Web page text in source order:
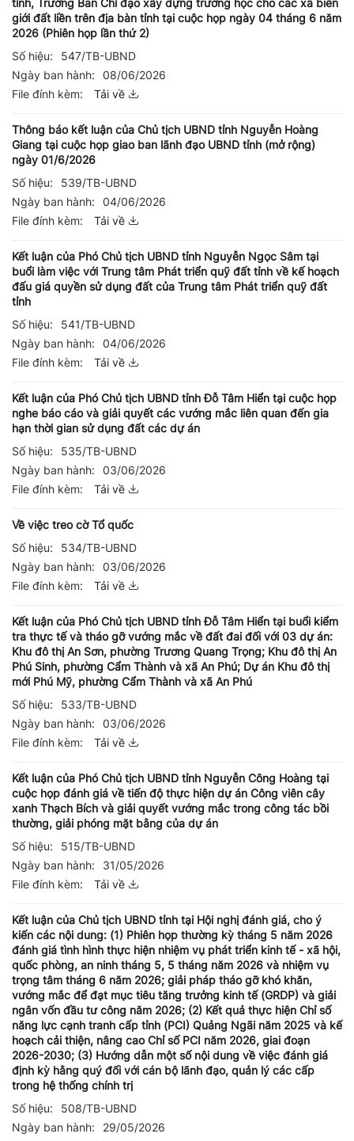
tỉnh, Trưởng Ban Chỉ đạo xây dựng trường học cho các xã biên
giới đất liền trên địa bàn tỉnh tại cuộc họp ngày 04 tháng 6 năm
2026 (Phiên họp lần thứ 2)
Số hiệu:
547/TB-UBND
Ngày ban hành:
08/06/2026
File đính kèm:
Tải về
Thông báo kết luận của Chủ tịch UBND tỉnh Nguyễn Hoàng
Giang tại cuộc họp giao ban lãnh đạo UBND tỉnh (mở rộng)
ngày 01/6/2026
Số hiệu:
539/TB-UBND
Ngày ban hành:
04/06/2026
File đính kèm:
Tải về
Kết luận của Phó Chủ tịch UBND tỉnh Nguyễn Ngọc Sâm tại
buổi làm việc với Trung tâm Phát triển quỹ đất tỉnh về kế hoạch
đấu giá quyền sử dụng đất của Trung tâm Phát triển quỹ đất
tỉnh
Số hiệu:
541/TB-UBND
Ngày ban hành:
04/06/2026
File đính kèm:
Tải về
Kết luận của Phó Chủ tịch UBND tỉnh Đỗ Tâm Hiển tại cuộc họp
nghe báo cáo và giải quyết các vướng mắc liên quan đến gia
hạn thời gian sử dụng đất các dự án
Số hiệu:
535/TB-UBND
Ngày ban hành:
03/06/2026
File đính kèm:
Tải về
Về việc treo cờ Tổ quốc
Số hiệu:
534/TB-UBND
Ngày ban hành:
03/06/2026
File đính kèm:
Tải về
Kết luận của Phó Chủ tịch UBND tỉnh Đỗ Tâm Hiển tại buổi kiểm
tra thực tế và tháo gỡ vướng mắc về đất đai đối với 03 dự án:
Khu đô thị An Sơn, phường Trương Quang Trọng; Khu đô thị An
Phú Sinh, phường Cẩm Thành và xã An Phú; Dự án Khu đô thị
mới Phú Mỹ, phường Cẩm Thành và xã An Phú
Số hiệu:
533/TB-UBND
Ngày ban hành:
03/06/2026
File đính kèm:
Tải về
Kết luận của Phó Chủ tịch UBND tỉnh Nguyễn Công Hoàng tại
cuộc họp đánh giá về tiến độ thực hiện dự án Công viên cây
xanh Thạch Bích và giải quyết vướng mắc trong công tác bồi
thường, giải phóng mặt bằng của dự án
Số hiệu:
515/TB-UBND
Ngày ban hành:
31/05/2026
File đính kèm:
Tải về
Kết luận của Chủ tịch UBND tỉnh tại Hội nghị đánh giá, cho ý
kiến các nội dung: (1) Phiên họp thường kỳ tháng 5 năm 2026
đánh giá tình hình thực hiện nhiệm vụ phát triển kinh tế - xã hội,
quốc phòng, an ninh tháng 5, 5 tháng năm 2026 và nhiệm vụ
trọng tâm tháng 6 năm 2026; giải pháp tháo gỡ khó khăn,
vướng mắc để đạt mục tiêu tăng trưởng kinh tế (GRDP) và giải
ngân vốn đầu tư công năm 2026; (2) Kết quả thực hiện Chỉ số
năng lực cạnh tranh cấp tỉnh (PCI) Quảng Ngãi năm 2025 và kế
hoạch cải thiện, nâng cao Chỉ số PCI năm 2026, giai đoạn
2026-2030; (3) Hướng dẫn một số nội dung về việc đánh giá
định kỳ hằng quý đối với cán bộ lãnh đạo, quản lý các cấp
trong hệ thống chính trị
Số hiệu:
508/TB-UBND
Ngày ban hành:
29/05/2026